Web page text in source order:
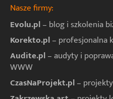
Nasze firmy:
Evolu.pl– blog i szkolenia
Korekto.pl– profesjonalna
Audite.pl– audyty i
WWW
CzasNaProjekt.pl–